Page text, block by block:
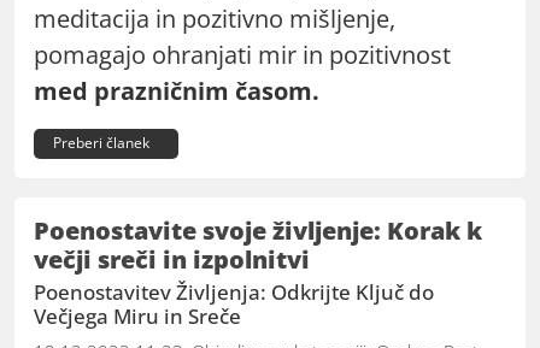
meditacija in pozitivno mišljenje,
pomagajo ohranjati mir in pozitivnost
med prazničnim časom.
Preberi članek
Poenostavite svoje življenje: Korak k
večji sreči in izpolnitvi
Poenostavitev Življenja: Odkrijte Ključ do
Večjega Miru in Sreče